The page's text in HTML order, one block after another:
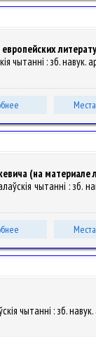
чытанні : зб.
(на материале
чытанні : зб.
чытанні : зб.